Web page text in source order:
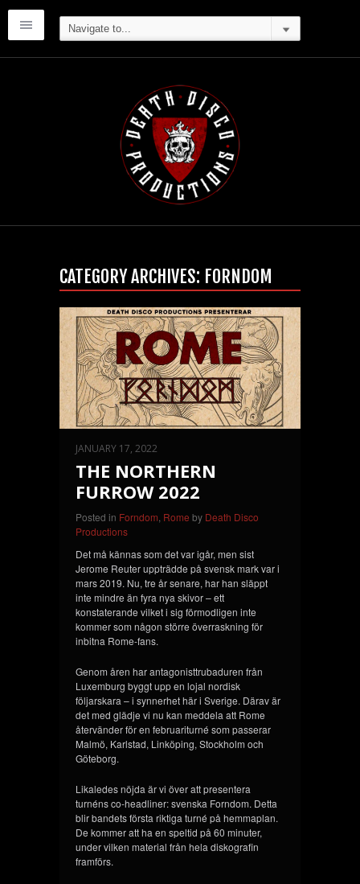
CATEGORY ARCHIVES: FORNDOM
JANUARY 17, 2022
THE NORTHERN
FURROW 2022
Posted in Forndom Rome by Death Disco
Productions
Det må kännas som det var igår, men sist
Jerome Reuter uppträdde på svensk mark var i
mars 2019. Nu, tre år senare, har han släppt
inte mindre än fyra nya skivor – ett
konstaterande vilket i sig förmodligen inte
kommer som någon större överraskning för
inbitna Rome-fans.
Genom åren har antagonisttrubaduren från
Luxemburg byggt upp en lojal nordisk
följarskara – i synnerhet här i Sverige. Därav är
det med glädje vi nu kan meddela att Rome
återvänder för en februariturné som passerar
Malmö, Karlstad, Linköping, Stockholm och
Göteborg.
Likaledes nöjda är vi över att presentera
turnéns co-headliner: svenska Forndom. Detta
blir bandets första riktiga turné på hemmaplan.
De kommer att ha en speltid på 60 minuter,
under vilken material från hela diskografin
framförs.